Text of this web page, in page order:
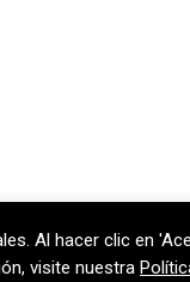
Al hacer clic en
visite nuestra